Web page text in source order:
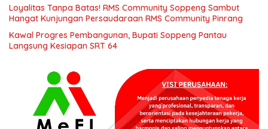
Loyalitas Tanpa Batas! RMS Community Soppeng Sambut
Hangat Kunjungan Persaudaraan RMS Community Pinrang
Kawal Progres Pembangunan, Bupati Soppeng Pantau
Langsung Kesiapan SRT 64